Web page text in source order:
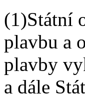
(1)Státní
plavbu a
plavby
a dále